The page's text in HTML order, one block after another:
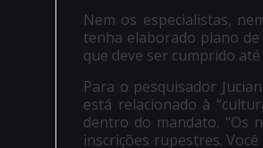
Nem os especialistas,
tenha elaborado plano
que deve ser cumprido
Para o pesquisador
está relacionado à
dentro do mandato. “Os
inscrições rupestres.